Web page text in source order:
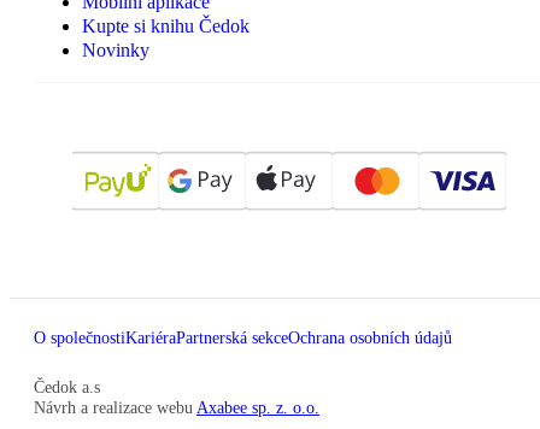
Kupte si knihu Čedok
Novinky
O společnostiKariéraPartnerská sekceOchrana osobních údajů
Čedok a.s
Návrh a realizace webu Axabee sp. z. o.o.